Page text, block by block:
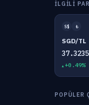
İLGILI
S$ ₺
SGD/TL
37.3235
+0.49%
POPÜLER